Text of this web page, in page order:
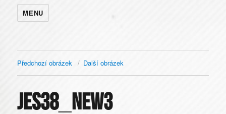
MENU
Předchozí obrázek Další obrázek
jes38_new3